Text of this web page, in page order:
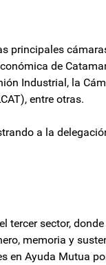
principales
de
Industrial, la
entre otras.
a la
tercer sector,
memoria y
en Ayuda Mutua